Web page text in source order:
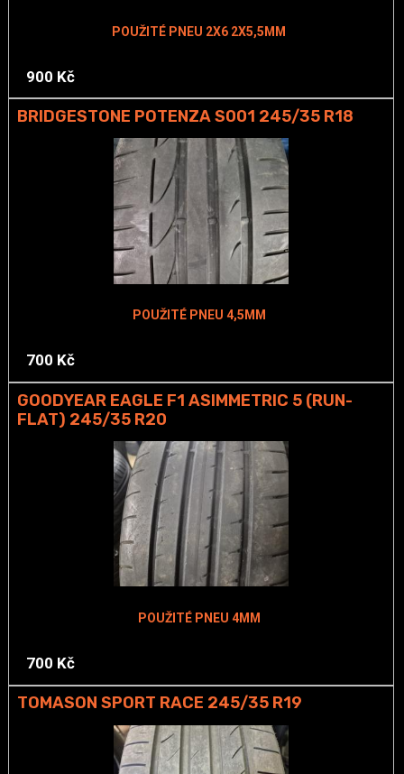
POUŽITÉ PNEU 2X6 2X5,5MM
900 Kč
BRIDGESTONE POTENZA S001 245/35 R18
POUŽITÉ PNEU 4,5MM
700 Kč
GOODYEAR EAGLE F1 ASIMMETRIC 5 (RUN-
FLAT) 245/35 R20
POUŽITÉ PNEU 4MM
700 Kč
TOMASON SPORT RACE 245/35 R19